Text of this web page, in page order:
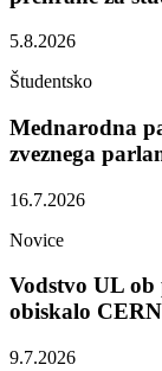
5.8.2026
Študentsko
Mednarodna
zveznega
16.7.2026
Novice
Vodstvo UL ob
obiskalo CERN
9.7.2026